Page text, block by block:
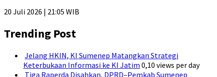
20 Juli 2026 | 21:05 WIB
Trending Post
Jelang HKIN, KI Sumenep Matangkan Strategi
Keterbukaan Informasi ke KI Jatim 0,10 views per day
Tiga Raperda Disahkan, DPRD–Pemkab Sumenep